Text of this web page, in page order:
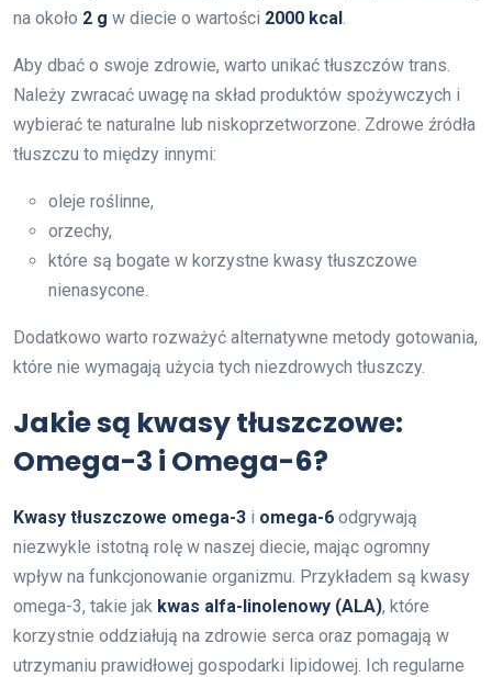
na około 2 g w diecie o wartości 2000 kcal
Aby dbać o swoje zdrowie, warto unikać tłuszczów trans.
Należy zwracać uwagę na skład produktów spożywczych i
wybierać te naturalne lub niskoprzetworzone. Zdrowe źródła
tłuszczu to między innymi:
oleje roślinne,
orzechy,
które są bogate w korzystne kwasy tłuszczowe
nienasycone.
Dodatkowo warto rozważyć alternatywne metody gotowania,
które nie wymagają użycia tych niezdrowych tłuszczy.
Jakie są kwasy tłuszczowe:
Omega-3 i Omega-6?
Kwasy tłuszczowe omega-3 i omega-6 odgrywają
niezwykle istotną rolę w naszej diecie, mając ogromny
wpływ na funkcjonowanie organizmu. Przykładem są kwasy
omega-3, takie jak kwas alfa-linolenowy (ALA), które
korzystnie oddziałują na zdrowie serca oraz pomagają w
utrzymaniu prawidłowej gospodarki lipidowej. Ich regularne